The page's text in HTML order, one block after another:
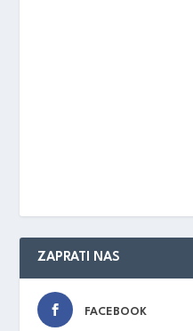
ZAPRATI NAS
FACEBOOK